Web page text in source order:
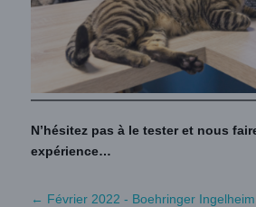
N’hésitez pas à le tester et nous
expérience…
← Février 2022 - Boehringer